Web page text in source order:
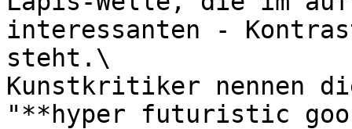
interessanten -
steht.\
Kunstkritiker nennen
"**hyper futuristic